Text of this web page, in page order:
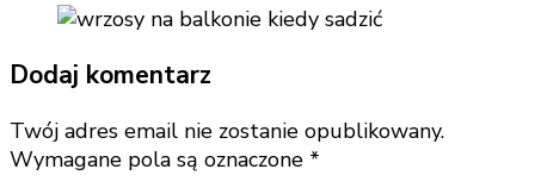
Dodaj komentarz
Twój adres email nie zostanie opublikowany.
Wymagane pola są oznaczone *